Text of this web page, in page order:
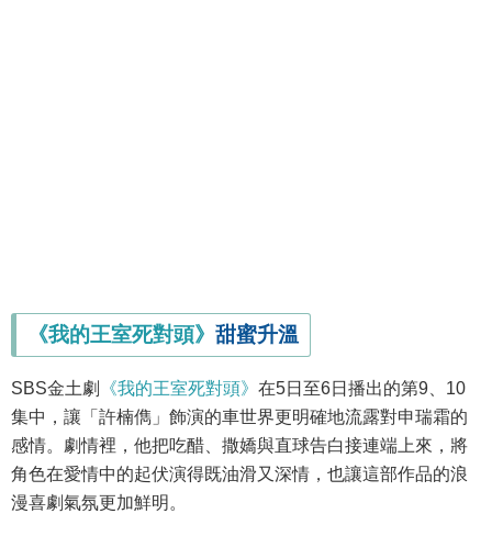
《我的王室死對頭》 甜蜜升溫
SBS金土劇 《我的王室死對頭》 在5日至6日播出的第9、10
集中，讓「許楠儁」飾演的車世界更明確地流露對申瑞霜的
感情。劇情裡，他把吃醋、撒嬌與直球告白接連端上來，將
角色在愛情中的起伏演得既油滑又深情，也讓這部作品的浪
漫喜劇氣氛更加鮮明。